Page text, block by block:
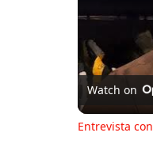
Watch on
Entrevista